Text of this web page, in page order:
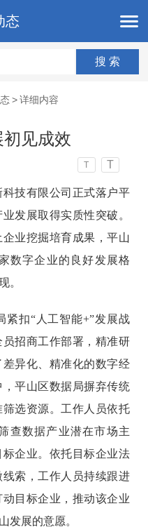
态
> 详细内容
见成效
T T
技有限公司正式落户平
发展取得实质性突破。
业挖掘培育成果，平山
数字企业的良好发展格
。
扣“人工智能+”发展战
招商工作部署，精准研
异化、精准化的数字经
平山区数据局摒弃传统
选资源。工作人员依托
查数据产业潜在市场主
企业。依托目标企业法
索，工作人员持续跟进
目标企业，推动该企业
发展的意愿。